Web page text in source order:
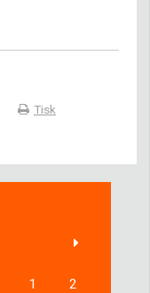
Tisk
1
2